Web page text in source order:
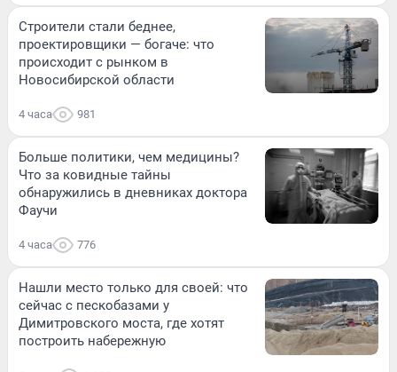
Строители стали беднее,
проектировщики — богаче: что
происходит с рынком в
Новосибирской области
4 часа 981
Больше политики, чем медицины?
Что за ковидные тайны
обнаружились в дневниках доктора
Фаучи
4 часа 776
Нашли место только для своей: что
сейчас с пескобазами у
Димитровского моста, где хотят
построить набережную